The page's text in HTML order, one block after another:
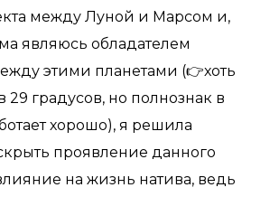
между Луной и Марсом и,
являюсь обладателем
этими планетами (👉хоть
градусов, но полнознак в
хорошо), я решила
проявление данного
на жизнь натива, ведь